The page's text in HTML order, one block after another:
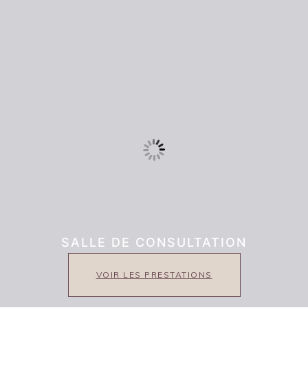
SALLE DE CONSULTATION
VOIR LES PRESTATIONS